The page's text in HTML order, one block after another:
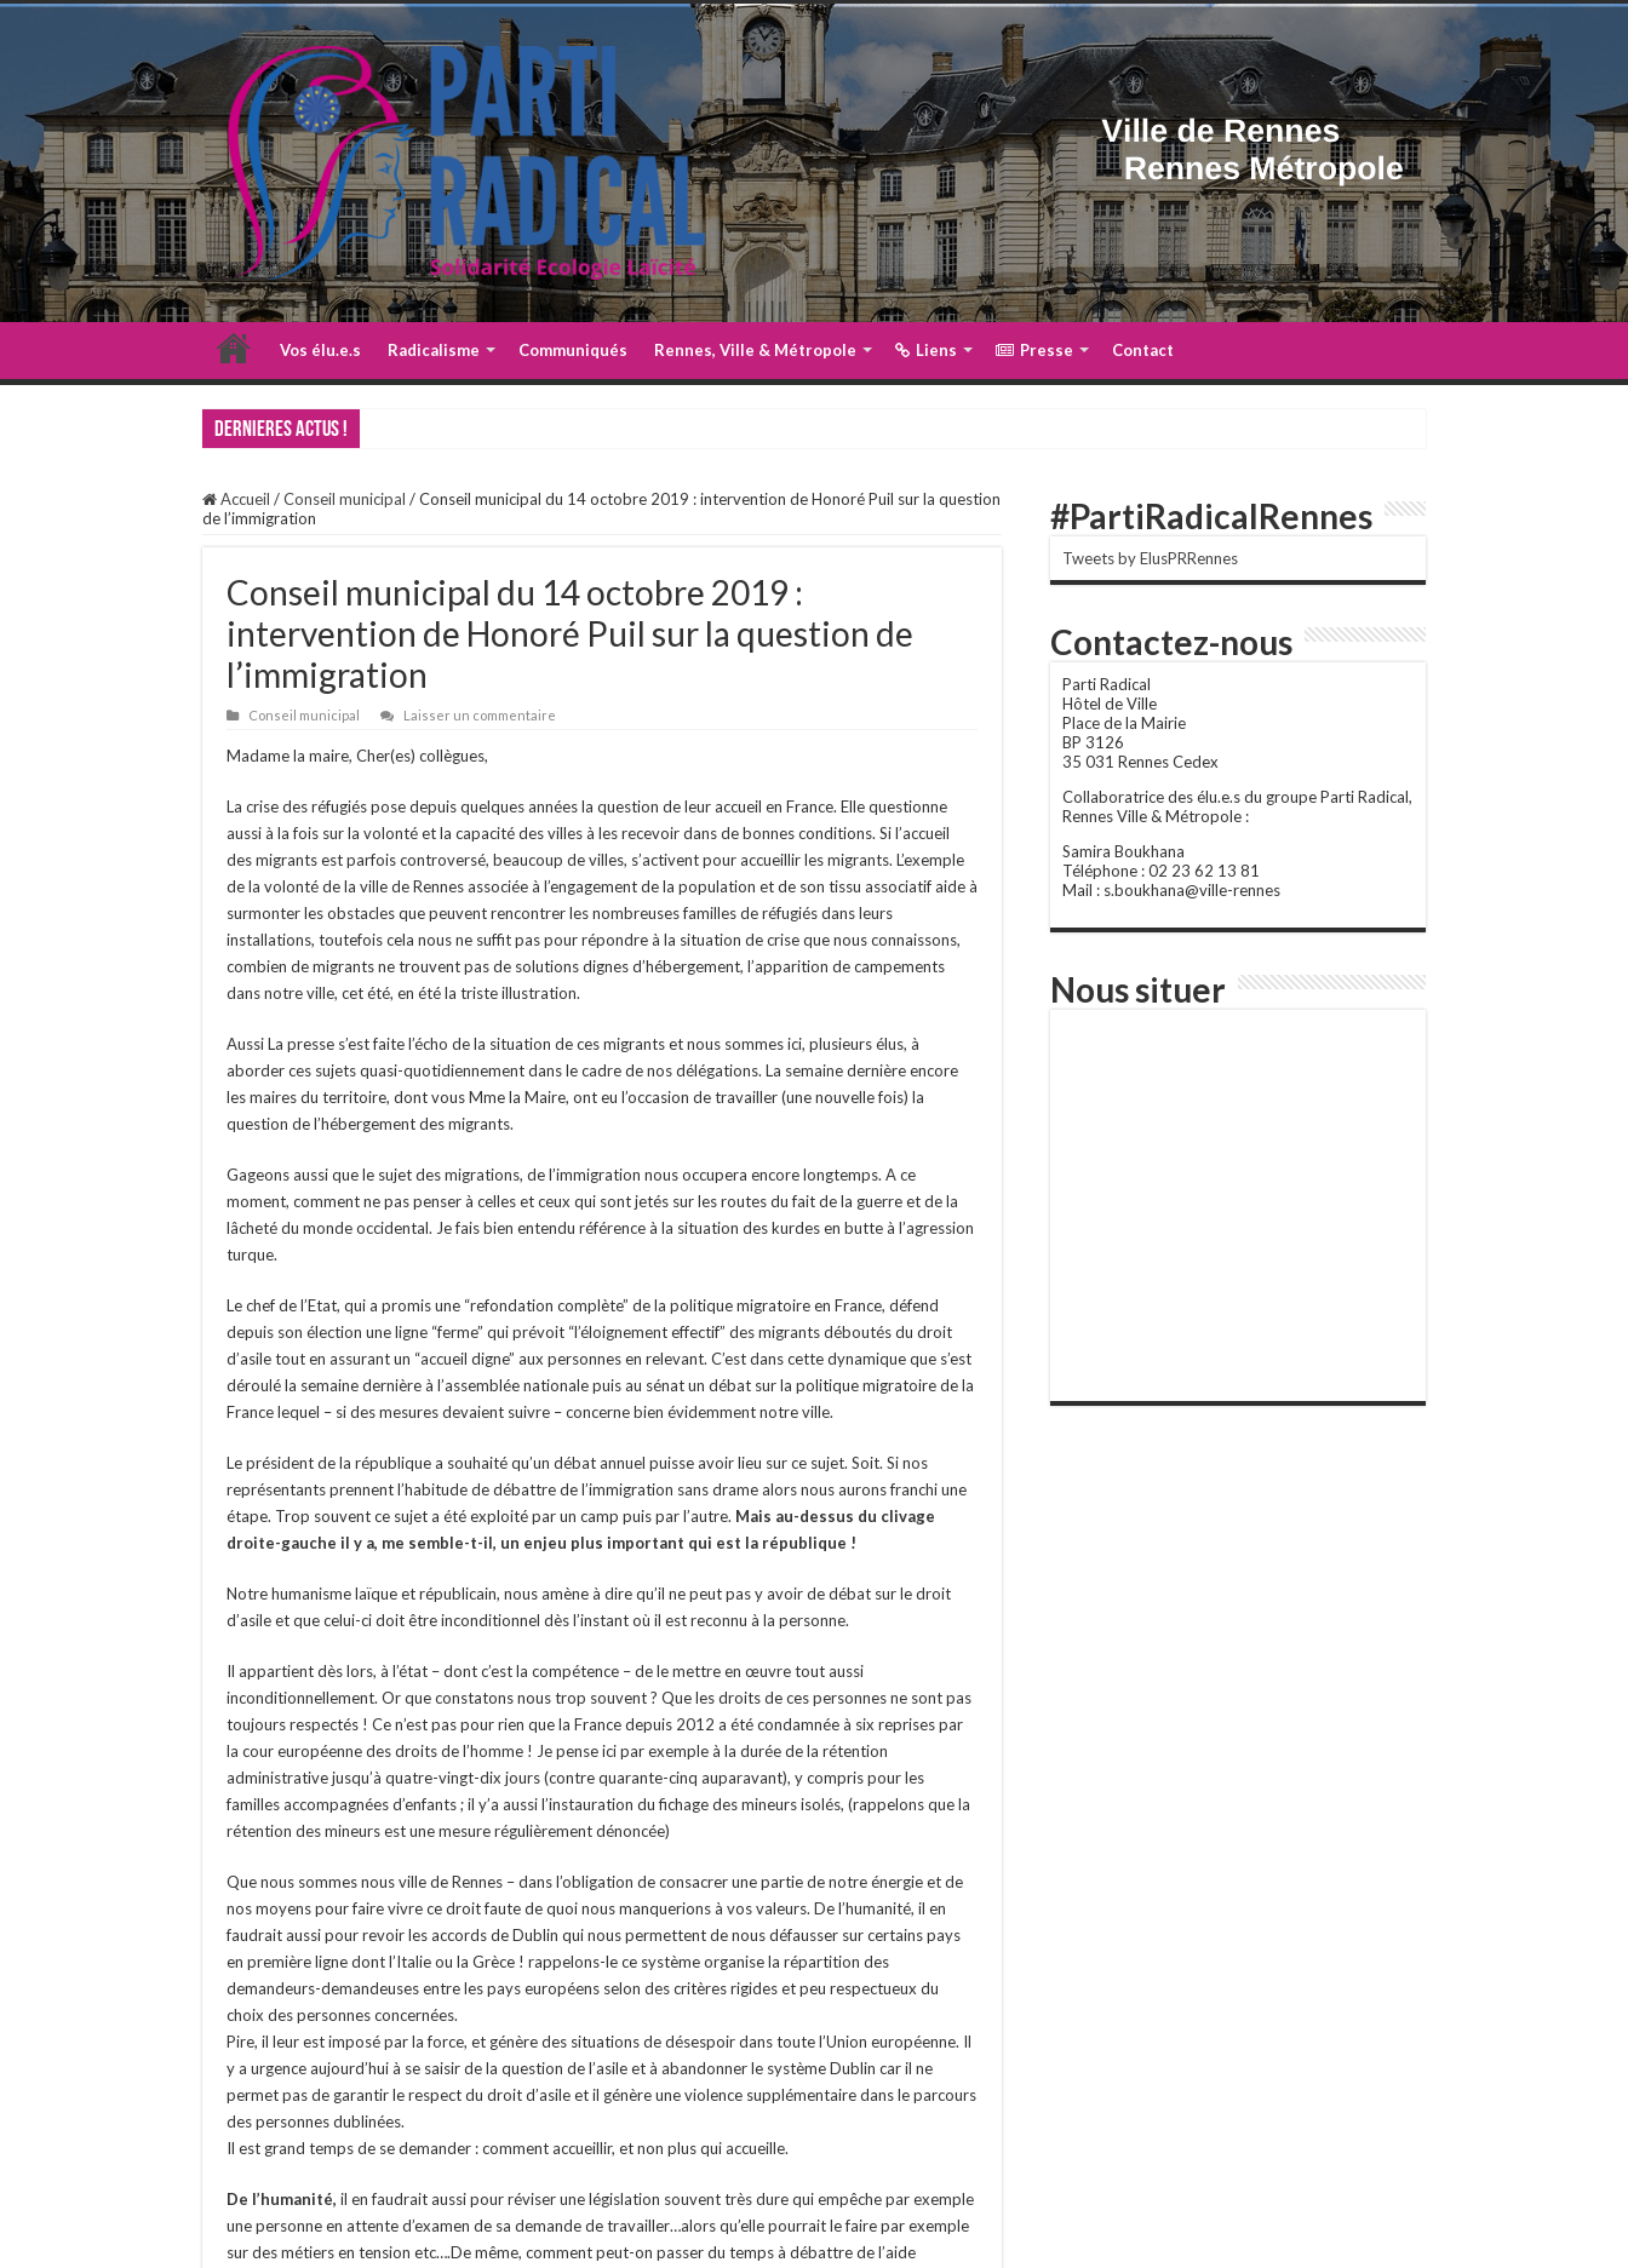
Vos élu.e.s Radicalisme Communiqués Rennes, Ville & Métropole Liens Presse Contact
DERNIERES ACTUS !
Accueil /Conseil municipal /Conseil municipal du 14 octobre 2019 : intervention de Honoré Puil sur la question
de l’immigration
Conseil municipal du 14 octobre 2019 :
intervention de Honoré Puil sur la question de
l’immigration
Conseil municipal Laisser un commentaire
Madame la maire, Cher(es) collègues,
La crise des réfugiés pose depuis quelques années la question de leur accueil en France. Elle questionne
aussi à la fois sur la volonté et la capacité des villes à les recevoir dans de bonnes conditions. Si l’accueil
des migrants est parfois controversé, beaucoup de villes, s’activent pour accueillir les migrants. L’exemple
de la volonté de la ville de Rennes associée à l’engagement de la population et de son tissu associatif aide à
surmonter les obstacles que peuvent rencontrer les nombreuses familles de réfugiés dans leurs
installations, toutefois cela nous ne suffit pas pour répondre à la situation de crise que nous connaissons,
combien de migrants ne trouvent pas de solutions dignes d’hébergement, l’apparition de campements
dans notre ville, cet été, en été la triste illustration.
Aussi La presse s’est faite l’écho de la situation de ces migrants et nous sommes ici, plusieurs élus, à
aborder ces sujets quasi-quotidiennement dans le cadre de nos délégations. La semaine dernière encore
les maires du territoire, dont vous Mme la Maire, ont eu l’occasion de travailler (une nouvelle fois) la
question de l’hébergement des migrants.
Gageons aussi que le sujet des migrations, de l’immigration nous occupera encore longtemps. A ce
moment, comment ne pas penser à celles et ceux qui sont jetés sur les routes du fait de la guerre et de la
lâcheté du monde occidental. Je fais bien entendu référence à la situation des kurdes en butte à l’agression
turque.
Le chef de l’Etat, qui a promis une “refondation complète” de la politique migratoire en France, défend
depuis son élection une ligne “ferme” qui prévoit “l’éloignement effectif” des migrants déboutés du droit
d’asile tout en assurant un “accueil digne” aux personnes en relevant. C’est dans cette dynamique que s’est
déroulé la semaine dernière à l’assemblée nationale puis au sénat un débat sur la politique migratoire de la
France lequel – si des mesures devaient suivre – concerne bien évidemment notre ville.
Le président de la république a souhaité qu’un débat annuel puisse avoir lieu sur ce sujet. Soit. Si nos
représentants prennent l’habitude de débattre de l’immigration sans drame alors nous aurons franchi une
étape. Trop souvent ce sujet a été exploité par un camp puis par l’autre. Mais au-dessus du clivage
droite-gauche il y a, me semble-t-il, un enjeu plus important qui est la république !
Notre humanisme laïque et républicain, nous amène à dire qu’il ne peut pas y avoir de débat sur le droit
d’asile et que celui-ci doit être inconditionnel dès l’instant où il est reconnu à la personne.
Il appartient dès lors, à l’état – dont c’est la compétence – de le mettre en œuvre tout aussi
inconditionnellement. Or que constatons nous trop souvent ? Que les droits de ces personnes ne sont pas
toujours respectés ! Ce n’est pas pour rien que la France depuis 2012 a été condamnée à six reprises par
la cour européenne des droits de l’homme ! Je pense ici par exemple à la durée de la rétention
administrative jusqu’à quatre-vingt-dix jours (contre quarante-cinq auparavant), y compris pour les
familles accompagnées d’enfants ; il y’a aussi l’instauration du fichage des mineurs isolés, (rappelons que la
rétention des mineurs est une mesure régulièrement dénoncée)
Que nous sommes nous ville de Rennes – dans l’obligation de consacrer une partie de notre énergie et de
nos moyens pour faire vivre ce droit faute de quoi nous manquerions à vos valeurs. De l’humanité, il en
faudrait aussi pour revoir les accords de Dublin qui nous permettent de nous défausser sur certains pays
en première ligne dont l’Italie ou la Grèce ! rappelons-le ce système organise la répartition des
demandeurs-demandeuses entre les pays européens selon des critères rigides et peu respectueux du
choix des personnes concernées.
Pire, il leur est imposé par la force, et génère des situations de désespoir dans toute l’Union européenne. Il
y a urgence aujourd’hui à se saisir de la question de l’asile et à abandonner le système Dublin car il ne
permet pas de garantir le respect du droit d’asile et il génère une violence supplémentaire dans le parcours
des personnes dublinées.
Il est grand temps de se demander : comment accueillir, et non plus qui accueille.
De l’humanité, il en faudrait aussi pour réviser une législation souvent très dure qui empêche par exemple
une personne en attente d’examen de sa demande de travailler…alors qu’elle pourrait le faire par exemple
sur des métiers en tension etc….De même, comment peut-on passer du temps à débattre de l’aide
#PartiRadicalRennes
Tweets by ElusPRRennes
Contactez-nous
Parti Radical
Hôtel de Ville
Place de la Mairie
BP 3126
35 031 Rennes Cedex
Collaboratrice des élu.e.s du groupe Parti Radical,
Rennes Ville & Métropole :
Samira Boukhana
Téléphone : 02 23 62 13 81
Mail : s.boukhana@ville-rennes
Nous situer